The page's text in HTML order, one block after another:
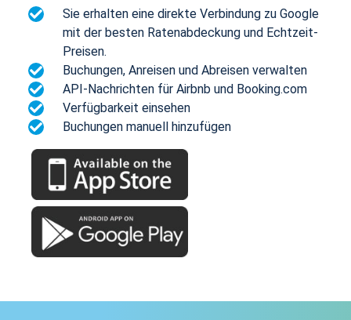
Sie erhalten eine direkte Verbindung zu Google
mit der besten Ratenabdeckung und Echtzeit-
Preisen.
Buchungen, Anreisen und Abreisen verwalten
API-Nachrichten für Airbnb und Booking.com
Verfügbarkeit einsehen
Buchungen manuell hinzufügen